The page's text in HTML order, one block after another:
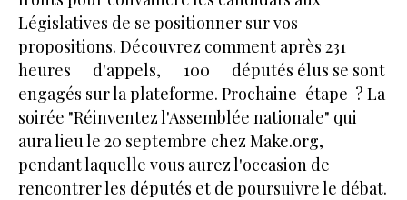
Législatives de se positionner sur vos
propositions. Découvrez comment après 231
heures d'appels, 100 députés élus se sont
engagés sur la plateforme. Prochaine étape ? La
soirée "Réinventez l'Assemblée nationale" qui
aura lieu le 20 septembre chez Make.org,
pendant laquelle vous aurez l'occasion de
rencontrer les députés et de poursuivre le débat.